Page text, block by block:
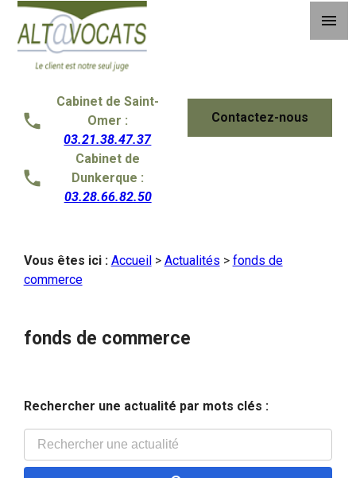
menu
Cabinet de Saint-
Omer :
03.21.38.47.37
Cabinet de
Dunkerque :
03.28.66.82.50
Contactez-nous
Vous êtes ici : Accueil> Actualités > fonds de
commerce
fonds de commerce
Rechercher une actualité par mots clés :
Panneau de gestion des cookies